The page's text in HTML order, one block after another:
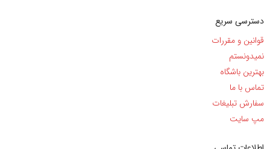
دسترسی سریع
قوانین و مقررات
نمیدونستم
بهترین باشگاه
تماس با ما
سفارش تبلیغات
مپ سایت